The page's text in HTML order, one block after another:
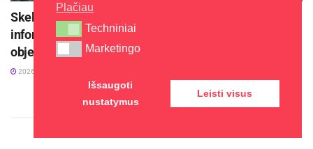
Skelbiama privaloma AB „Achema“ parengta
informacija apie aukštesniojo lygio pavojingąjį
objektą
2026-08-06
Plačiau
Techniniai
Techniniai
Marketingo
Marketingo
Išsaugoti
nustatymus
Leisti visus